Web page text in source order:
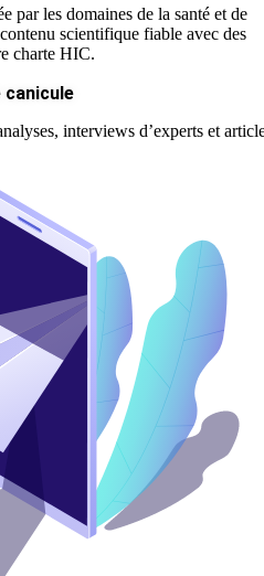
par les domaines de la santé et de
scientifique fiable avec des
charte HIC.
canicule
interviews d’experts et